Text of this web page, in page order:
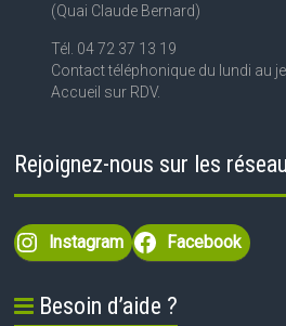
(Quai Claude Bernard)
Tél. 04 72 37 13 19
Contact téléphonique du lundi au
Accueil sur RDV.
Rejoignez-nous sur les
Instagram Facebook
Besoin d’aide ?